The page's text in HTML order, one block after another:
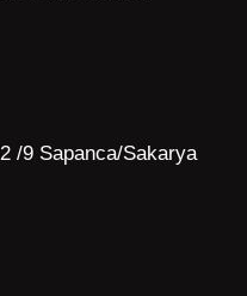
/9 Sapanca/Sakarya